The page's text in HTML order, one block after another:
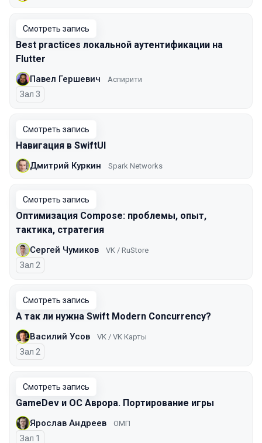
Смотреть запись
Best practices локальной аутентификации на
Flutter
Павел Гершевич Аспирити
Зал 3
Смотреть запись
Навигация в SwiftUI
Дмитрий Куркин Spark Networks
Смотреть запись
Оптимизация Compose: проблемы, опыт,
тактика, стратегия
Сергей Чумиков VK / RuStore
Зал 2
Смотреть запись
А так ли нужна Swift Modern Concurrency?
Василий Усов VK / VK Карты
Зал 2
Смотреть запись
GameDev и ОС Аврора. Портирование игры
Ярослав Андреев ОМП
Зал 1